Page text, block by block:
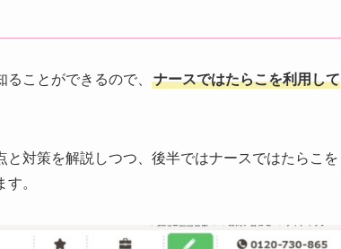
ことができるので、
ナースではたらこを利用して
対策を解説しつつ、後半ではナースではたらこを
。